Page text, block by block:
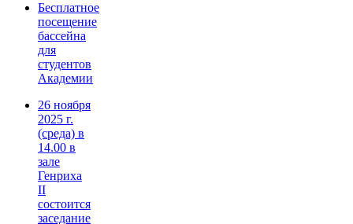
Бесплатное
посещение
бассейна
для
студентов
Академии
26 ноября
2025 г.
(среда) в
14.00 в
зале
Генриха
II
состоится
заседание